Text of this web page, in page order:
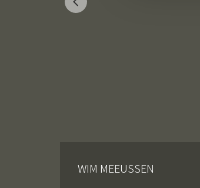
WIM MEEUSSEN